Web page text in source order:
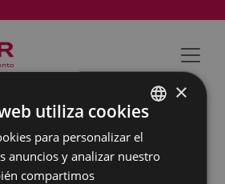
BASQUE
SPANISH
×
utiliza cookies
para personalizar el
anuncios y analizar nuestro
compartimos